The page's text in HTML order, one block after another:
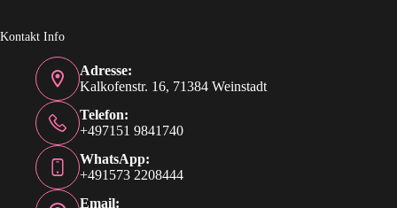
Kontakt Info
Adresse:
Kalkofenstr. 16, 71384 Weinstadt
Telefon:
+497151 9841740
WhatsApp:
+491573 2208444
Email: